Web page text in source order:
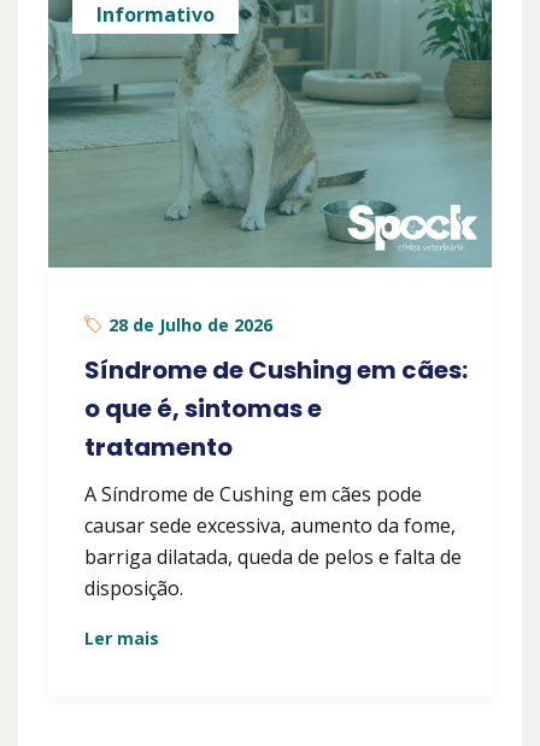
Informativo
28 de Julho de 2026
Síndrome de Cushing em cães:
o que é, sintomas e
tratamento
A Síndrome de Cushing em cães pode
causar sede excessiva, aumento da fome,
barriga dilatada, queda de pelos e falta de
disposição.
Ler mais